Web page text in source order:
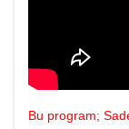
Bu program;